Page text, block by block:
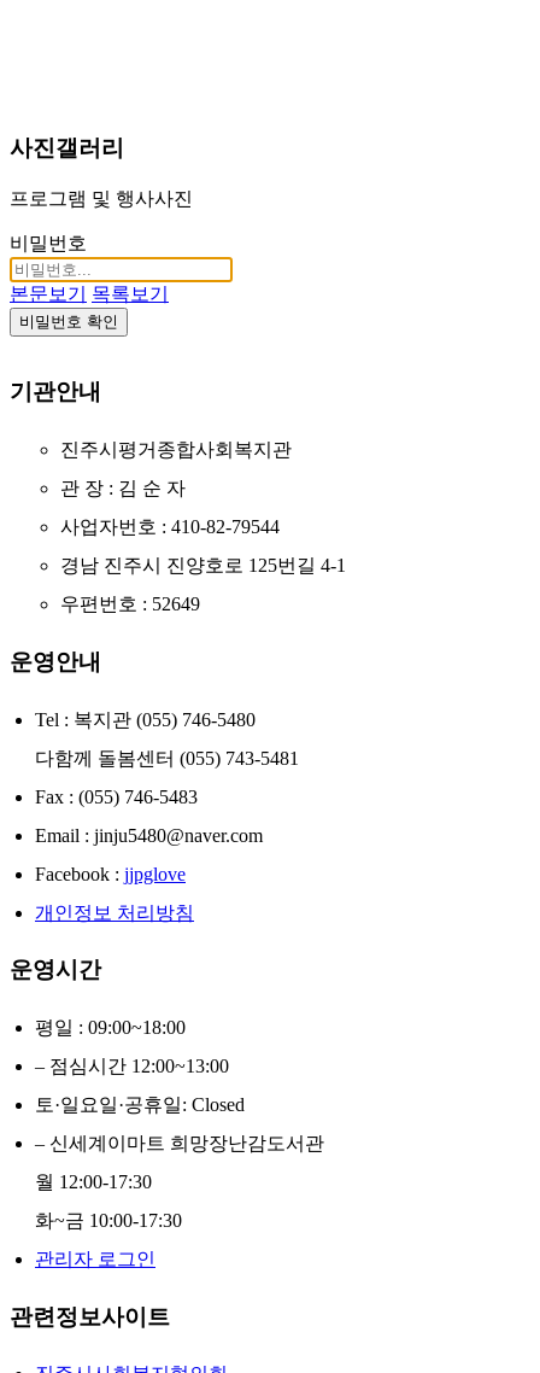
사진갤러리
프로그램 및 행사사진
비밀번호
본문보기 목록보기
비밀번호 확인
기관안내
진주시평거종합사회복지관
관 장 : 김 순 자
사업자번호 : 410-82-79544
경남 진주시 진양호로 125번길 4-1
우편번호 : 52649
운영안내
Tel : 복지관 (055) 746-5480
다함께 돌봄센터 (055) 743-5481
Fax : (055) 746-5483
Email : jinju5480@naver.com
Facebook : jjpglove
개인정보 처리방침
운영시간
평일 : 09:00~18:00
– 점심시간 12:00~13:00
토·일요일·공휴일: Closed
– 신세계이마트 희망장난감도서관
월 12:00-17:30
화~금 10:00-17:30
관리자 로그인
관련정보사이트